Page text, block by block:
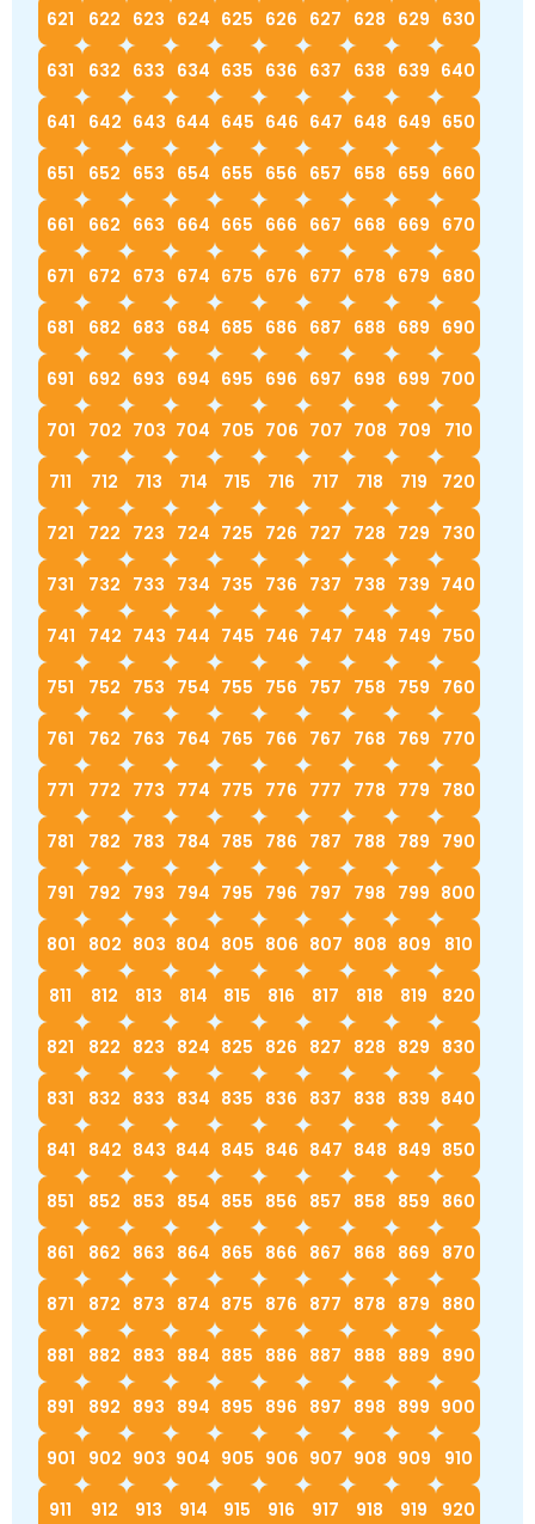
621 622 623 624 625 626 627 628 629 630
631 632 633 634 635 636 637 638 639 640
641 642 643 644 645 646 647 648 649 650
651 652 653 654 655 656 657 658 659 660
661 662 663 664 665 666 667 668 669 670
671 672 673 674 675 676 677 678 679 680
681 682 683 684 685 686 687 688 689 690
691 692 693 694 695 696 697 698 699 700
701 702 703 704 705 706 707 708 709 710
711 712 713 714 715 716 717 718 719 720
721 722 723 724 725 726 727 728 729 730
731 732 733 734 735 736 737 738 739 740
741 742 743 744 745 746 747 748 749 750
751 752 753 754 755 756 757 758 759 760
761 762 763 764 765 766 767 768 769 770
771 772 773 774 775 776 777 778 779 780
781 782 783 784 785 786 787 788 789 790
791 792 793 794 795 796 797 798 799 800
801 802 803 804 805 806 807 808 809 810
811 812 813 814 815 816 817 818 819 820
821 822 823 824 825 826 827 828 829 830
831 832 833 834 835 836 837 838 839 840
841 842 843 844 845 846 847 848 849 850
851 852 853 854 855 856 857 858 859 860
861 862 863 864 865 866 867 868 869 870
871 872 873 874 875 876 877 878 879 880
881 882 883 884 885 886 887 888 889 890
891 892 893 894 895 896 897 898 899 900
901 902 903 904 905 906 907 908 909 910
911 912 913 914 915 916 917 918 919 920